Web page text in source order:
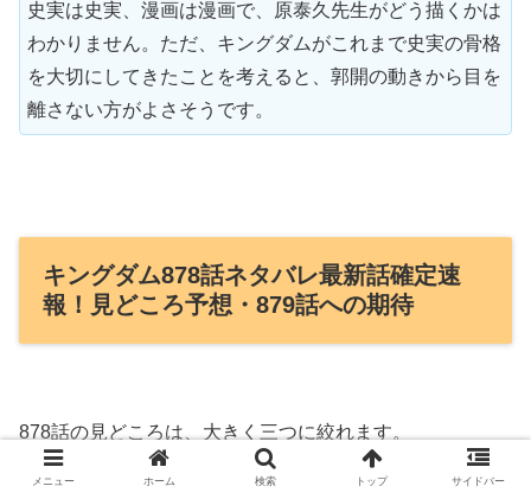
史実は史実、漫画は漫画で、原泰久先生がどう描くかは
わかりません。ただ、キングダムがこれまで史実の骨格
を大切にしてきたことを考えると、郭開の動きから目を
離さない方がよさそうです。
キングダム878話ネタバレ最新話確定速
報！見どころ予想・879話への期待
878話の見どころは、大きく三つに絞れます。
メニュー ホーム 検索 トップ サイドバー